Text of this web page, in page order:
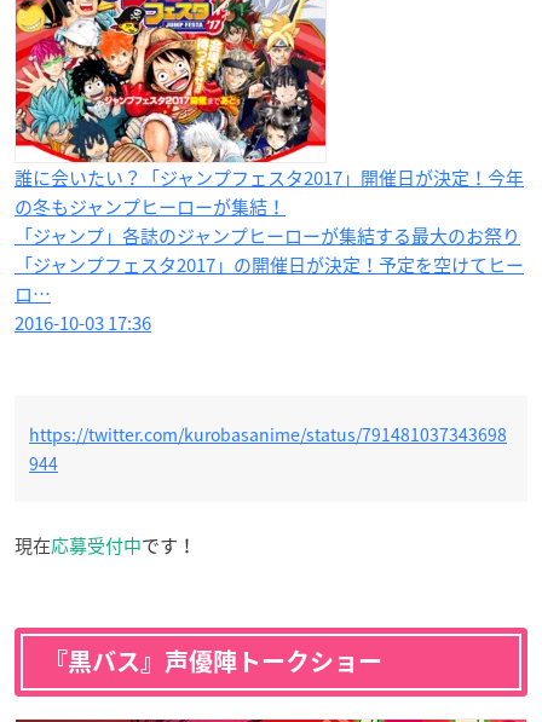
誰に会いたい？「ジャンプフェスタ2017」開催日が決定！今年
の冬もジャンプヒーローが集結！
「ジャンプ」各誌のジャンプヒーローが集結する最大のお祭り
「ジャンプフェスタ2017」の開催日が決定！予定を空けてヒー
ロ…
2016-10-03 17:36
https://twitter.com/kurobasanime/status/791481037343698
944
現在応募受付中です！
『黒バス』声優陣トークショー